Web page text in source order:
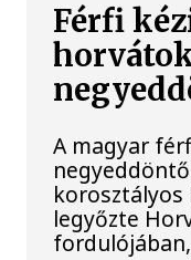
Férfi
A magyar
korosztályos
legyőzte